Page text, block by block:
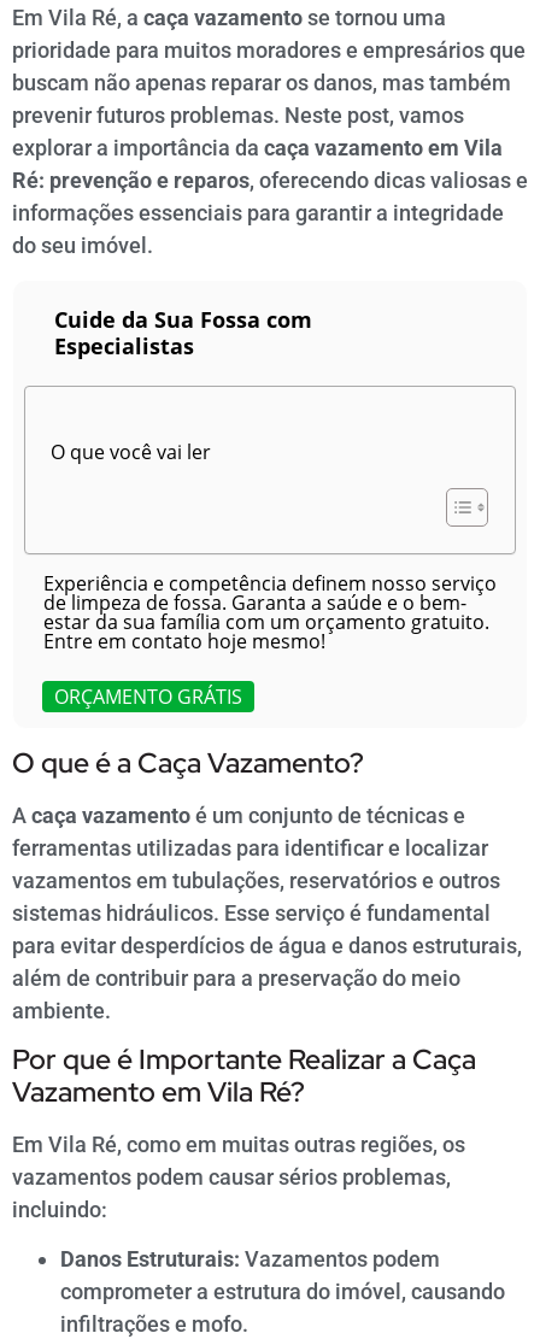
Em Vila Ré, a caça vazamentose tornou uma
prioridade para muitos moradores e empresários que
buscam não apenas reparar os danos, mas também
prevenir futuros problemas. Neste post, vamos
explorar a importância da caça vazamento em Vila
Ré: prevenção e reparos, oferecendo dicas valiosas e
informações essenciais para garantir a integridade
do seu imóvel.
Cuide da Sua Fossa com
Especialistas
O que você vai ler
Experiência e competência definem nosso serviço
de limpeza de fossa. Garanta a saúde e o bem-
estar da sua família com um orçamento gratuito.
Entre em contato hoje mesmo!
ORÇAMENTO GRÁTIS
O que é a Caça Vazamento?
Acaça vazamentoé um conjunto de técnicas e
ferramentas utilizadas para identificar e localizar
vazamentos em tubulações, reservatórios e outros
sistemas hidráulicos. Esse serviço é fundamental
para evitar desperdícios de água e danos estruturais,
além de contribuir para a preservação do meio
ambiente.
Por que é Importante Realizar a Caça
Vazamento em Vila Ré?
Em Vila Ré, como em muitas outras regiões, os
vazamentos podem causar sérios problemas,
incluindo:
Danos Estruturais: Vazamentos podem
comprometer a estrutura do imóvel, causando
infiltrações e mofo.